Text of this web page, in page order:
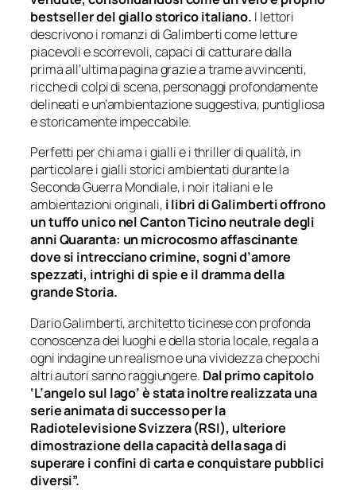
bestseller del giallo storico italiano. I lettori
descrivono i romanzi di Galimberti come letture
piacevoli e scorrevoli, capaci di catturare dalla
prima all’ultima pagina grazie a trame avvincenti,
ricche di colpi di scena, personaggi profondamente
delineati e un’ambientazione suggestiva, puntigliosa
e storicamente impeccabile.
Perfetti per chi ama i gialli e i thriller di qualità, in
particolare i gialli storici ambientati durante la
Seconda Guerra Mondiale, i noir italiani e le
ambientazioni originali, i libri di Galimberti offrono
un tuffo unico nel Canton Ticino neutrale degli
anni Quaranta: un microcosmo affascinante
dove si intrecciano crimine, sogni d’amore
spezzati, intrighi di spie e il dramma della
grande Storia.
Dario Galimberti, architetto ticinese con profonda
conoscenza dei luoghi e della storia locale, regala a
ogni indagine un realismo e una vividezza che pochi
altri autori sanno raggiungere. Dal primo capitolo
‘L’angelo sul lago’ è stata inoltre realizzata una
serie animata di successo per la
Radiotelevisione Svizzera (RSI), ulteriore
dimostrazione della capacità della saga di
superare i confini di carta e conquistare pubblici
diversi”.